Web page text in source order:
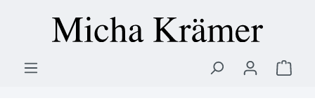
Zum Hauptinhalt springen